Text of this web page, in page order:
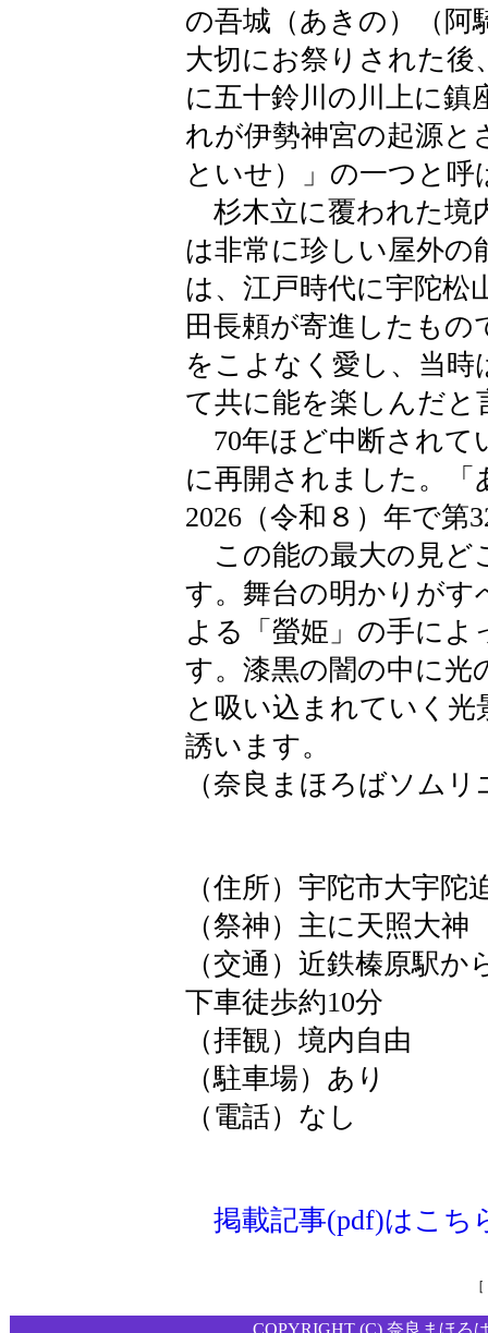
の吾城（あきの）（阿
大切にお祭りされた後
に五十鈴川の川上に
れが伊勢神宮の起源と
といせ）」の一つと
杉木立に覆われた境
は非常に珍しい屋外の
は、江戸時代に宇陀松
田長頼が寄進したも
をこよなく愛し、当
て共に能を楽しんだ
70年ほど中断されて
に再開されました。
2026（令和８）年で第
この能の最大の見ど
す。舞台の明かりがす
よる「螢姫」の手に
す。漆黒の闇の中に光
と吸い込まれていく
誘います。
（奈良まほろばソム
（住所）宇陀市大宇陀
（祭神）主に天照大神
（交通）近鉄榛原駅
下車徒歩約10分
（拝観）境内自由
（駐車場）あり
（電話）なし
掲載記事(pdf)はこち
［
COPYRIGHT (C) 奈良まほろ